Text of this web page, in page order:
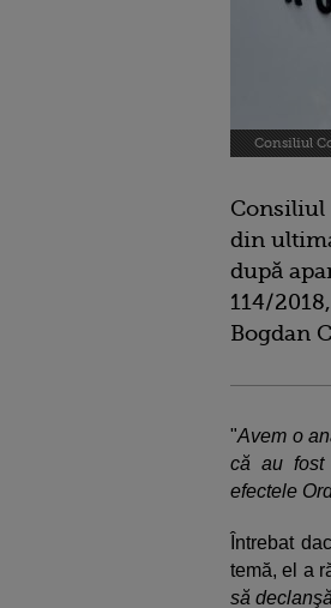
Consiliul
Consiliul
din
după
114/
Bogdan
"Avem o
că au fost
efectele
Întrebat
temă, el a
să